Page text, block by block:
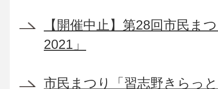
【開催中止】第28回市民ま
2021」
市民まつり「習志野きらっ